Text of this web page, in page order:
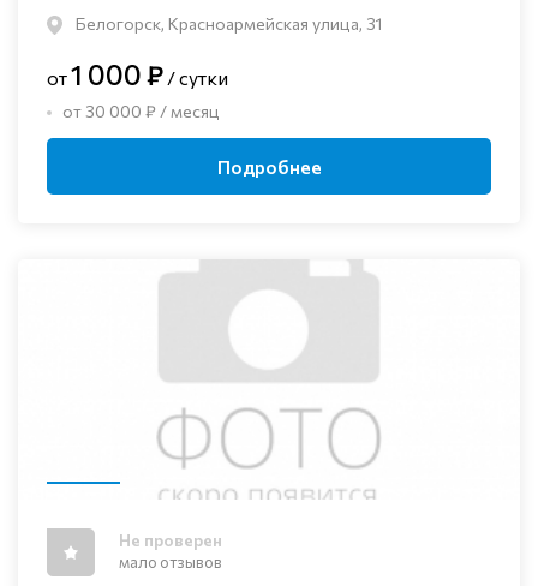
Белогорск, Красноармейская улица, 31
от1 000 ₽ / сутки
от 30 000 ₽ / месяц
Подробнее
Не проверен
мало отзывов